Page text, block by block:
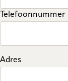
Telefoonnummer
Adres